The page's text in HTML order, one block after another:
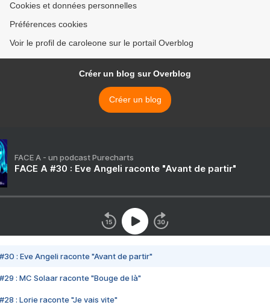
Cookies et données personnelles
Préférences cookies
Voir le profil de caroleone sur le portail Overblog
Créer un blog sur Overblog
Créer un blog
FACE A - un podcast Purecharts
FACE A #30 : Eve Angeli raconte "Avant de partir"
#30 : Eve Angeli raconte "Avant de partir"
#29 : MC Solaar raconte "Bouge de là"
#28 : Lorie raconte "Je vais vite"